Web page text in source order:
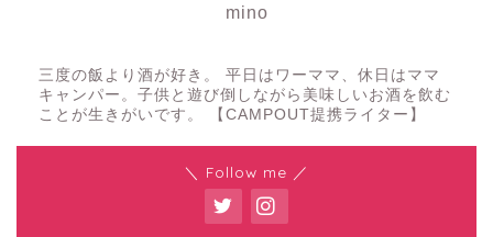
mino
三度の飯より酒が好き。 平日はワーママ、休日はママ
キャンパー。子供と遊び倒しながら美味しいお酒を飲む
ことが生きがいです。 【CAMPOUT提携ライター】
＼ Follow me ／